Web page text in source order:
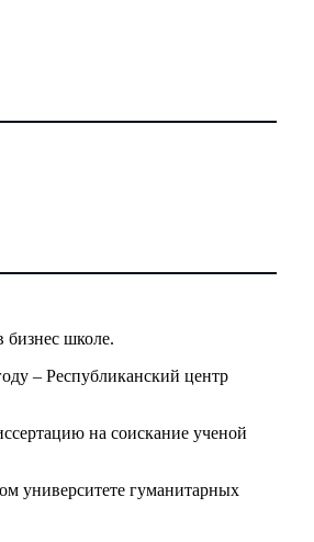
школе.
– Республиканский центр
на соискание ученой
университете гуманитарных